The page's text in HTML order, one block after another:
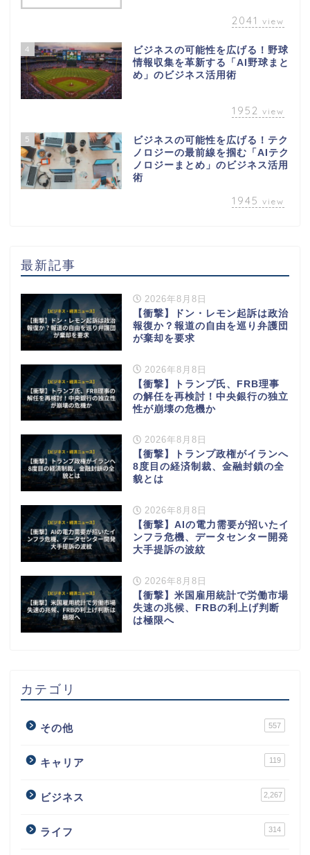
2041 view
4
ビジネスの可能性を広げる！野球
情報収集を革新する「AI野球まと
め」のビジネス活用術
1952 view
5
ビジネスの可能性を広げる！テク
ノロジーの最前線を掴む「AIテク
ノロジーまとめ」のビジネス活用
術
1945 view
最新記事
2026年8月8日
【衝撃】ドン・レモン起訴は政治
報復か？報道の自由を巡り弁護団
が棄却を要求
2026年8月8日
【衝撃】トランプ氏、FRB理事
の解任を再検討！中央銀行の独立
性が崩壊の危機か
2026年8月8日
【衝撃】トランプ政権がイランへ
8度目の経済制裁、金融封鎖の全
貌とは
2026年8月8日
【衝撃】AIの電力需要が招いたイ
ンフラ危機、データセンター開発
大手提訴の波紋
2026年8月8日
【衝撃】米国雇用統計で労働市場
失速の兆候、FRBの利上げ判断
は極限へ
カテゴリ
その他 557
キャリア 119
ビジネス 2,267
ライフ 314